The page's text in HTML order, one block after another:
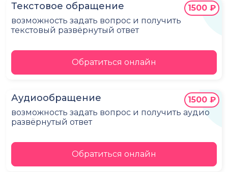
Текстовое обращение
возможность задать вопрос и получить
текстовый развёрнутый ответ
1500 ₽
Обратиться онлайн
Аудиообращение
возможность задать вопрос и получить аудио
развёрнутый ответ
1500 ₽
Обратиться онлайн